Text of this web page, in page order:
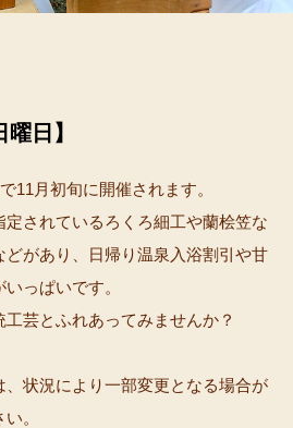
日】
11月初旬に開催されます。
されているろくろ細工や蘭桧笠な
どがあり、日帰り温泉入浴割引や甘
っぱいです。
芸とふれあってみませんか？
状況により一部変更となる場合が
。